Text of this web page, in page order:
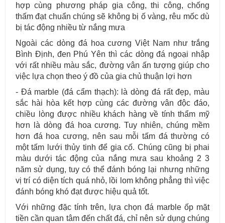
hợp cùng phương pháp gia công, thi công, chống
thấm đạt chuẩn chúng sẽ không bị ố vàng, rêu mốc dù
bị tác động nhiều từ nắng mưa
Ngoài các dòng đá hoa cương Việt Nam như trắng
Bình Định, đen Phú Yên thì các dòng đá ngoại nhập
với rất nhiều màu sắc, đường vân ấn tượng giúp cho
việc lựa chọn theo ý đồ của gia chủ thuận lợi hơn
- Đá marble (đá cẩm thạch): là dòng đá rất đẹp, màu
sắc hài hòa kết hợp cùng các đường vân độc đáo,
chiều lòng được nhiều khách hàng về tính thẩm mỹ
hơn là dòng đá hoa cương. Tuy nhiên, chúng mềm
hơn đá hoa cương, nên sau mỗi tấm đá thường có
một tấm lưới thủy tinh để gia cố. Chúng cũng bị phai
màu dưới tác động của nắng mưa sau khoảng 2 3
năm sử dụng, tuy có thể đánh bóng lại nhưng những
vị trí có diện tích quá nhỏ, lồi lom không phẳng thì việc
đánh bóng khó đạt được hiệu quả tốt.
Với những đặc tính trên, lựa chọn đá marble ốp mặt
tiền cần quan tâm đến chất đá, chỉ nên sử dụng chúng